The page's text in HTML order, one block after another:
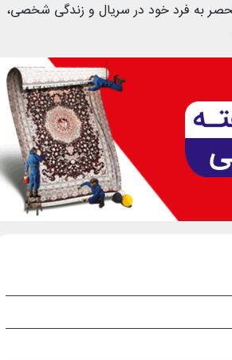
به فرد خود در سریال و زندگی شخصی،